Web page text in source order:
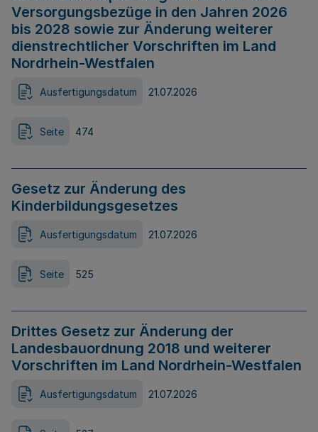
Versorgungsbezüge in den Jahren 2026
bis 2028 sowie zur Änderung weiterer
dienstrechtlicher Vorschriften im Land
Nordrhein-Westfalen
Ausfertigungsdatum 21.07.2026
Seite 474
Gesetz zur Änderung des
Kinderbildungsgesetzes
Ausfertigungsdatum 21.07.2026
Seite 525
Drittes Gesetz zur Änderung der
Landesbauordnung 2018 und weiterer
Vorschriften im Land Nordrhein-Westfalen
Ausfertigungsdatum 21.07.2026